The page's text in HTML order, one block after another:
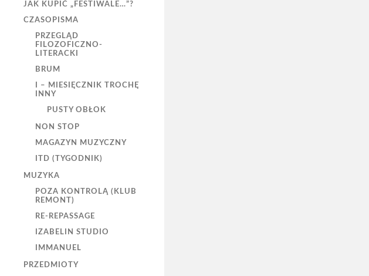
JAK KUPIĆ „FESTIWALE…”?
CZASOPISMA
PRZEGLĄD
FILOZOFICZNO-
LITERACKI
BRUM
I – MIESIĘCZNIK TROCHĘ
INNY
PUSTY OBŁOK
NON STOP
MAGAZYN MUZYCZNY
ITD (TYGODNIK)
MUZYKA
POZA KONTROLĄ (KLUB
REMONT)
RE-REPASSAGE
IZABELIN STUDIO
IMMANUEL
PRZEDMIOTY